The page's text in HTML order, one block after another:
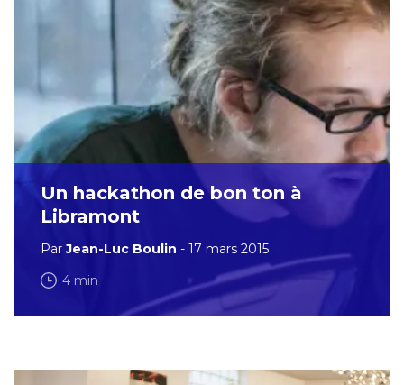
Un hackathon de bon ton à
Libramont
ParJean-Luc Boulin - 17 mars 2015
4 min